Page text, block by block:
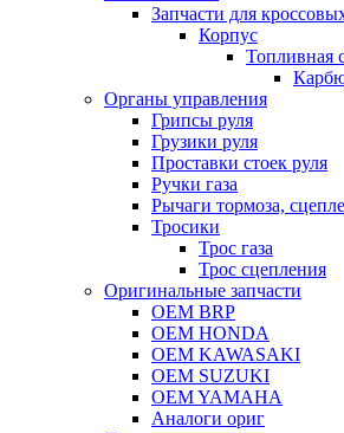
Запчасти для
Корпус
Топливная
Органы управления
Грипсы руля
Грузики руля
Проставки стоек руля
Ручки газа
Рычаги тормоза,
Тросики
Трос газа
Трос сцепления
Оригинальные запчасти
OEM BRP
OEM HONDA
OEM KAWASAKI
OEM SUZUKI
OEM YAMAHA
Аналоги ориг